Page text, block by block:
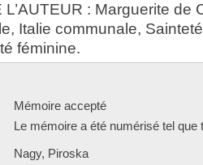
: Marguerite de
Italie communale,
féminine.
Mémoire accepté
Le mémoire a été numérisé tel que
Nagy, Piroska